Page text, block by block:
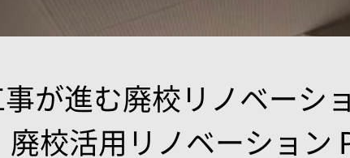
が進む廃校リノベーシ
廃校活用リノベーション